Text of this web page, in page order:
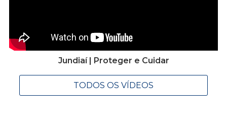
Jundiaí | Proteger e Cuidar
TODOS OS VÍDEOS